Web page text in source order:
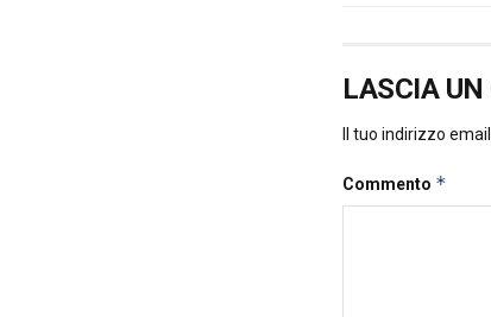
LASCIA
Il tuo indirizzo
Commento *